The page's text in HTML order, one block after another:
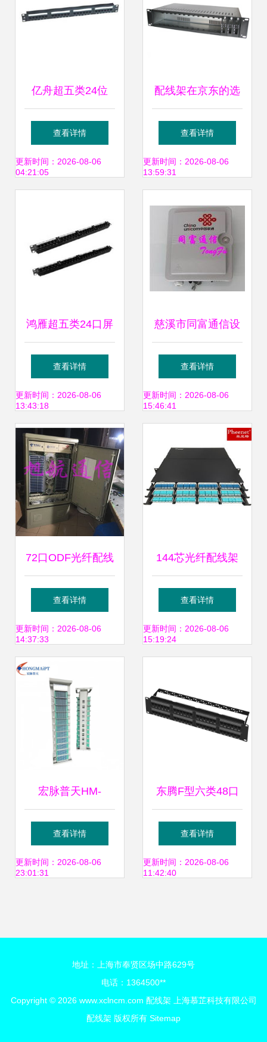
亿舟超五类24位
RJ45座配线架
B198 综合布线的
查看详情
更新时间：2026-08-06
04:21:05
配线架在京东的选
购指南 价格、评价
与实用场景分析
查看详情
更新时间：2026-08-06
13:59:31
鸿雁超五类24口屏
蔽配线架 HYD5E-
F24 专业布线方案
的关键选择与评测
查看详情
更新时间：2026-08-06
13:43:18
慈溪市同富通信设
备厂 专业提供光纤
配线架、光缆交接
箱、光纤分纤箱批
查看详情
更新时间：2026-08-06
15:46:41
72口ODF光纤配线
架 高效光纤管理的
核心设备
查看详情
更新时间：2026-08-06
14:37:33
144芯光纤配线架
需要多少U？详解
配线架空间规划
查看详情
更新时间：2026-08-06
15:19:24
宏脉普天HM-
MODF-576型
MODF光纤总配线
查看详情
更新时间：2026-08-06
23:01:31
东腾F型六类48口
配线架 构建高效千
兆网络的基石
查看详情
更新时间：2026-08-06
11:42:40
地址：上海市奉贤区场中路629号
电话：1364500**
Copyright © 2026 www.xclncm.com 配线架
上海慕芷科技有限公司
配线架 版权所有 Sitemap